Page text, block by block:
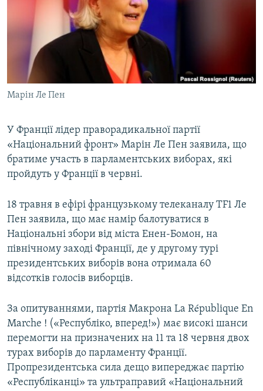
ВІДЕОУРОКИ «ELIFBE»
СВІДЧЕННЯ ОКУПАЦІЇ
УКРАЇНСЬКА ПРОБЛЕМА КРИМУ
ІНФОГРАФІКА
ЯК ОБІЙТИ БЛОКУВАННЯ
Русский
Qırımtatar
ДОЛУЧАЙСЯ!
Усі сайти RFE/RL
Марін Ле Пен
У Франції лідер праворадикальної партії
«Національний фронт» Марін Ле Пен заявила, що
братиме участь в парламентських виборах, які
пройдуть у Франції в червні.
18 травня в ефірі французькому телеканалу TF1 Ле
Пен заявила, що має намір балотуватися в
Національні збори від міста Енен-Бомон, на
північному заході Франції, де у другому турі
президентських виборів вона отримала 60
відсотків голосів виборців.
За опитуваннями, партія Макрона La République En
Marche ! («Республіко, вперед!») має високі шанси
перемогти на призначених на 11 та 18 червня двох
турах виборів до парламенту Франції.
Пропрезидентська сила дещо випереджає партію
«Республіканці» та ультраправий «Національний